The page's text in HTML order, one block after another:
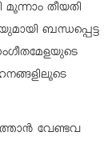
തീയതി
ബന്ധപ്പെട്ട
വേണ്ടവ